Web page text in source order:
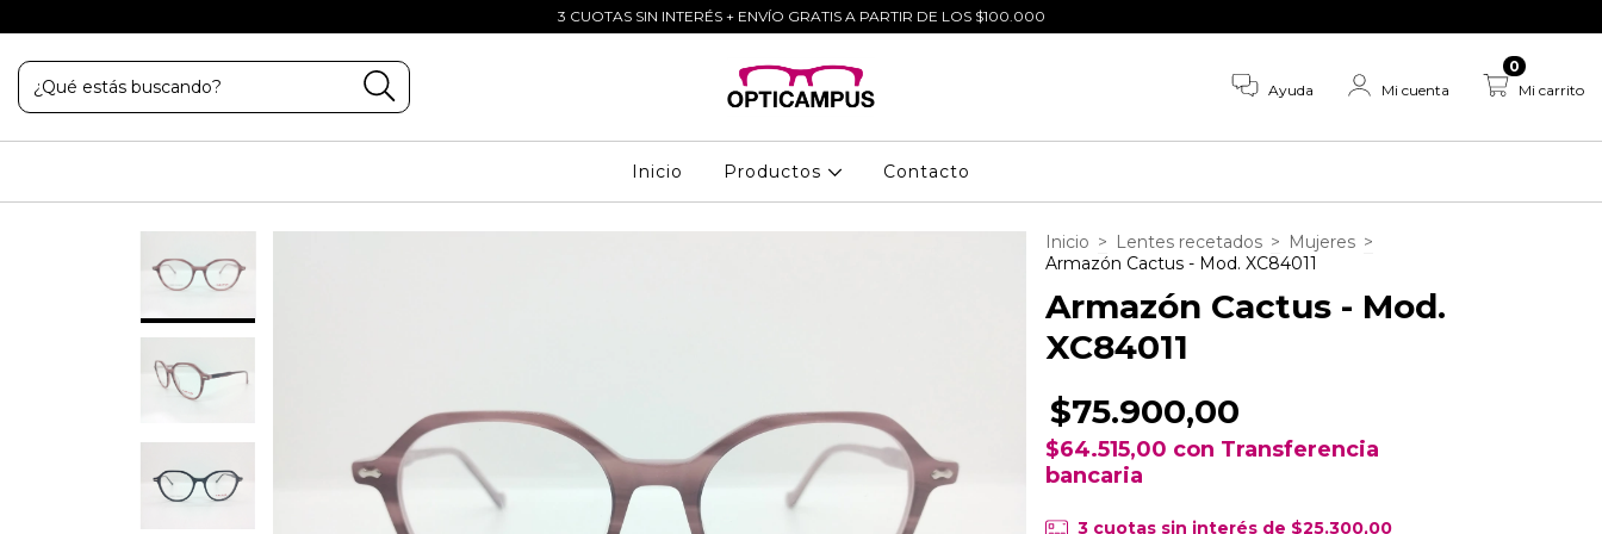
3 CUOTAS SIN INTERÉS + ENVÍO GRATIS A PARTIR DE LOS $100.000
Ayuda Mi cuenta Mi carrito
0
Inicio Productos Contacto
Inicio > Lentes recetados > Mujeres >
Armazón Cactus - Mod. XC84011
Armazón Cactus - Mod.
XC84011
$75.900,00
$64.515,00 con Transferencia
bancaria
3 cuotas sin interés de $25.300,00